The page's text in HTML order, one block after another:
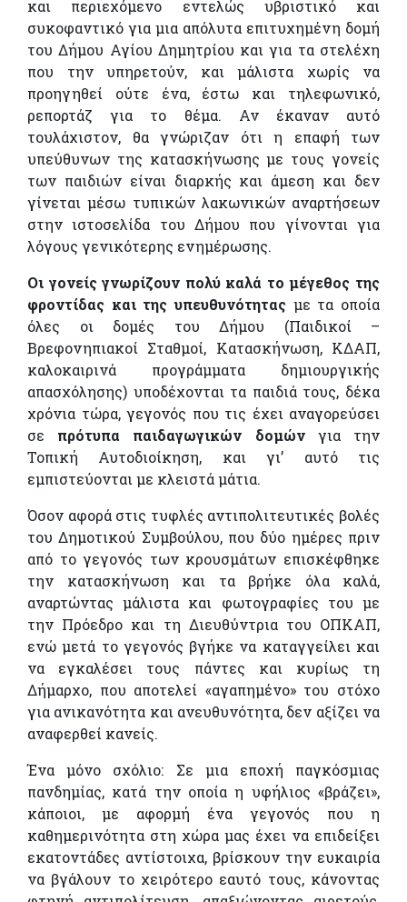
και περιεχόμενο εντελώς υβριστικό και
συκοφαντικό για μια απόλυτα επιτυχημένη δομή
του Δήμου Αγίου Δημητρίου και για τα στελέχη
που την υπηρετούν, και μάλιστα χωρίς να
προηγηθεί ούτε ένα, έστω και τηλεφωνικό,
ρεπορτάζ για το θέμα. Αν έκαναν αυτό
τουλάχιστον, θα γνώριζαν ότι η επαφή των
υπεύθυνων της κατασκήνωσης με τους γονείς
των παιδιών είναι διαρκής και άμεση και δεν
γίνεται μέσω τυπικών λακωνικών αναρτήσεων
στην ιστοσελίδα του Δήμου που γίνονται για
λόγους γενικότερης ενημέρωσης.
Οι γονείς γνωρίζουν πολύ καλά το μέγεθος της
φροντίδας και της υπευθυνότητας με τα οποία
όλες οι δομές του Δήμου (Παιδικοί –
Βρεφονηπιακοί Σταθμοί, Κατασκήνωση, ΚΔΑΠ,
καλοκαιρινά προγράμματα δημιουργικής
απασχόλησης) υποδέχονται τα παιδιά τους, δέκα
χρόνια τώρα, γεγονός που τις έχει αναγορεύσει
σε πρότυπα παιδαγωγικών δομώνγια την
Τοπική Αυτοδιοίκηση, και γι’ αυτό τις
εμπιστεύονται με κλειστά μάτια.
Όσον αφορά στις τυφλές αντιπολιτευτικές βολές
του Δημοτικού Συμβούλου, που δύο ημέρες πριν
από το γεγονός των κρουσμάτων επισκέφθηκε
την κατασκήνωση και τα βρήκε όλα καλά,
αναρτώντας μάλιστα και φωτογραφίες του με
την Πρόεδρο και τη Διευθύντρια του ΟΠΚΑΠ,
ενώ μετά το γεγονός βγήκε να καταγγείλει και
να εγκαλέσει τους πάντες και κυρίως τη
Δήμαρχο, που αποτελεί «αγαπημένο» του στόχο
για ανικανότητα και ανευθυνότητα, δεν αξίζει να
αναφερθεί κανείς.
Ένα μόνο σχόλιο: Σε μια εποχή παγκόσμιας
πανδημίας, κατά την οποία η υφήλιος «βράζει»,
κάποιοι, με αφορμή ένα γεγονός που η
καθημερινότητα στη χώρα μας έχει να επιδείξει
εκατοντάδες αντίστοιχα, βρίσκουν την ευκαιρία
να βγάλουν το χειρότερο εαυτό τους, κάνοντας